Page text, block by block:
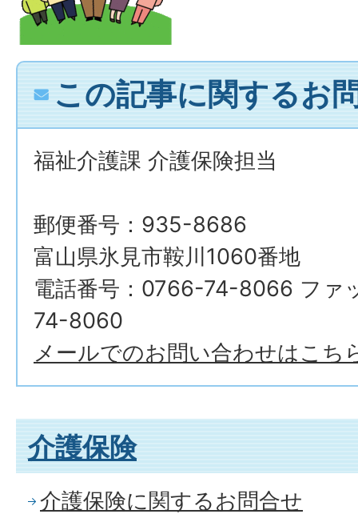
この記事に関するお
福祉介護課 介護保険担当
郵便番号：935-8686
富山県氷見市鞍川1060番地
電話番号：0766-74-8066 ファ
74-8060
メールでのお問い合わせはこち
介護保険
介護保険に関するお問合せ